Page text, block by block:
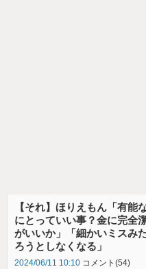
【それ】ほりえもん「有能
にとっていい事？金に完全
がいいか」「細かいミスみ
ろうとしなくなる」
2024/06/11 10:10 コメント(54)